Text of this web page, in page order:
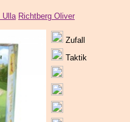
Ulla Richtberg Oliver
Zufall
Taktik